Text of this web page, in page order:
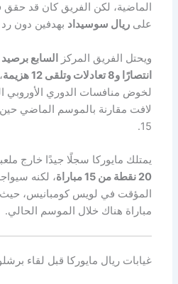
الماضية، لكن الفريق كان قد حقق
علىريال سوسيداد بهدفين دون رد في 12
ويحتل الفريق المركز السابع برصيد 44
انتصارًا و8 تعادلات وتلقى 12 هزيمة
لخوض منافسات الدوري الأوروبي
لافت مقارنة بالموسم الماضي
15.
يمتلك مايوركا سجلًا جيدًا خارج
20 نقطة من 15 مباراة
، لكنه
المؤقت في لويس كومبانيس،
مباراة هناك خلال الموسم الحالي.
غيابات ريال مايوركا قبل لقاء